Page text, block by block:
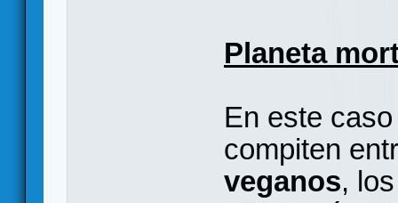
Planeta
En este
compiten
veganos,